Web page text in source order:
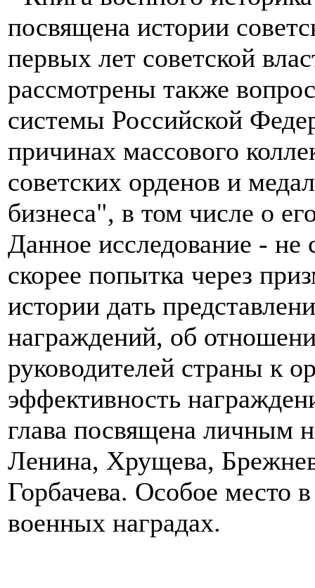
посвящена истории
первых лет советской
рассмотрены также
системы Российской
причинах массового
советских орденов и
бизнеса", в том числе о
Данное исследование - не
скорее попытка через
истории дать
награждений, об
руководителей страны к
эффективность
глава посвящена личным
Ленина, Хрущева,
Горбачева. Особое место
военных наградах.